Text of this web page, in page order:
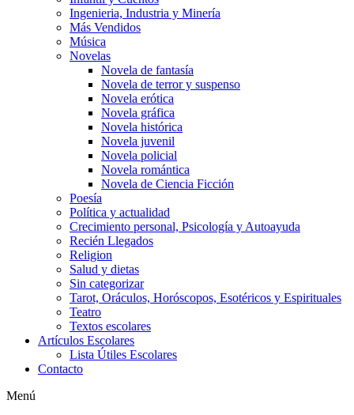
Ingenieria, Industria y Minería
Más Vendidos
Música
Novelas
Novela de fantasía
Novela de terror y suspenso
Novela erótica
Novela gráfica
Novela histórica
Novela juvenil
Novela policial
Novela romántica
Novela de Ciencia Ficción
Poesía
Política y actualidad
Crecimiento personal, Psicología y Autoayuda
Recién Llegados
Religion
Salud y dietas
Sin categorizar
Tarot, Oráculos, Horóscopos, Esotéricos y Espirituales
Teatro
Textos escolares
Artículos Escolares
Lista Útiles Escolares
Contacto
Menú